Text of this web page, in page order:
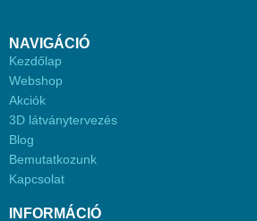
NAVIGÁCIÓ
Kezdőlap
Webshop
Akciók
3D látványtervezés
Blog
Bemutatkozunk
Kapcsolat
INFORMÁCIÓ